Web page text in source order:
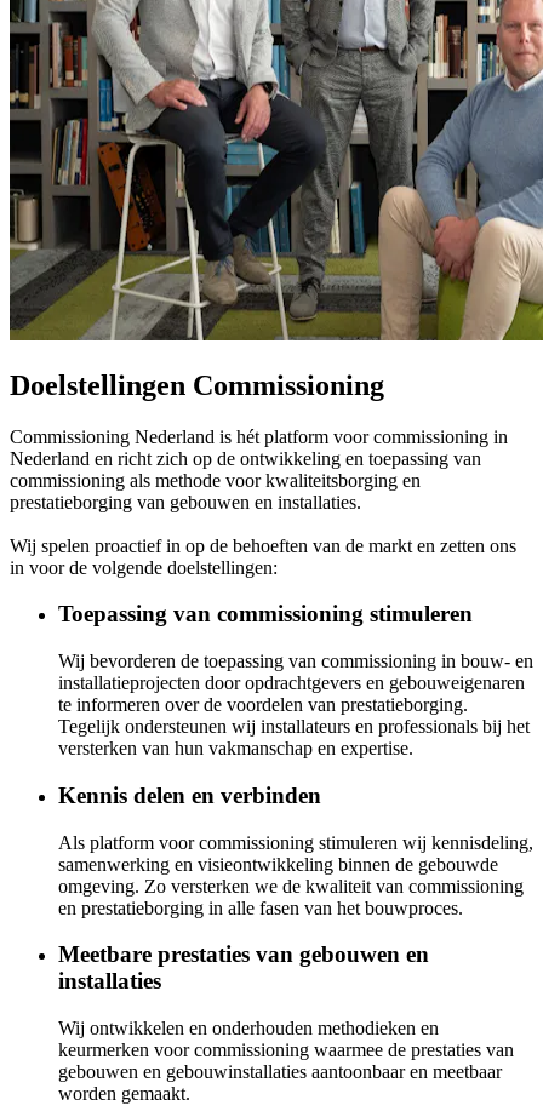
Doelstellingen Commissioning
Commissioning Nederland is hét platform voor commissioning in
Nederland en richt zich op de ontwikkeling en toepassing van
commissioning als methode voor kwaliteitsborging en
prestatieborging van gebouwen en installaties.
Wij spelen proactief in op de behoeften van de markt en zetten ons
in voor de volgende doelstellingen:
Toepassing van commissioning stimuleren
Wij bevorderen de toepassing van commissioning in bouw- en
installatieprojecten door opdrachtgevers en gebouweigenaren
te informeren over de voordelen van prestatieborging.
Tegelijk ondersteunen wij installateurs en professionals bij het
versterken van hun vakmanschap en expertise.
Kennis delen en verbinden
Als platform voor commissioning stimuleren wij kennisdeling,
samenwerking en visieontwikkeling binnen de gebouwde
omgeving. Zo versterken we de kwaliteit van commissioning
en prestatieborging in alle fasen van het bouwproces.
Meetbare prestaties van gebouwen en
installaties
Wij ontwikkelen en onderhouden methodieken en
keurmerken voor commissioning waarmee de prestaties van
gebouwen en gebouwinstallaties aantoonbaar en meetbaar
worden gemaakt.